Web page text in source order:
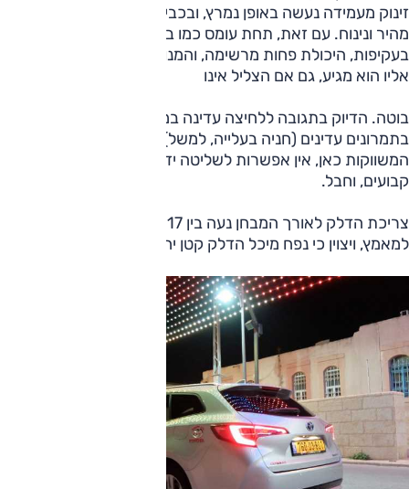
זינוק מעמידה נעשה באופן נמרץ, ובכבישים הבין-עירוניים השיוט
מהיר ונינוח. עם זאת, תחת עומס כמו בעליות ארוכות או
בעקיפות, היכולת פחות מרשימה, והמנוע נשמע בסל"ד הגבוה
אליו הוא מגיע, גם אם הצליל אינו
בוטה. הדיוק בתגובה ללחיצה עדינה במצערת מקשה לעיתים
בתמרונים עדינים (חניה בעלייה, למשל). כמו בגרסאות האחרות
המשווקות כאן, אין אפשרות לשליטה ידנית בין יחסי העברה
קבועים, וחבל.
למאמץ, ויצוין כי נפח מיכל הדלק קטן יחסית (43 ליטר).